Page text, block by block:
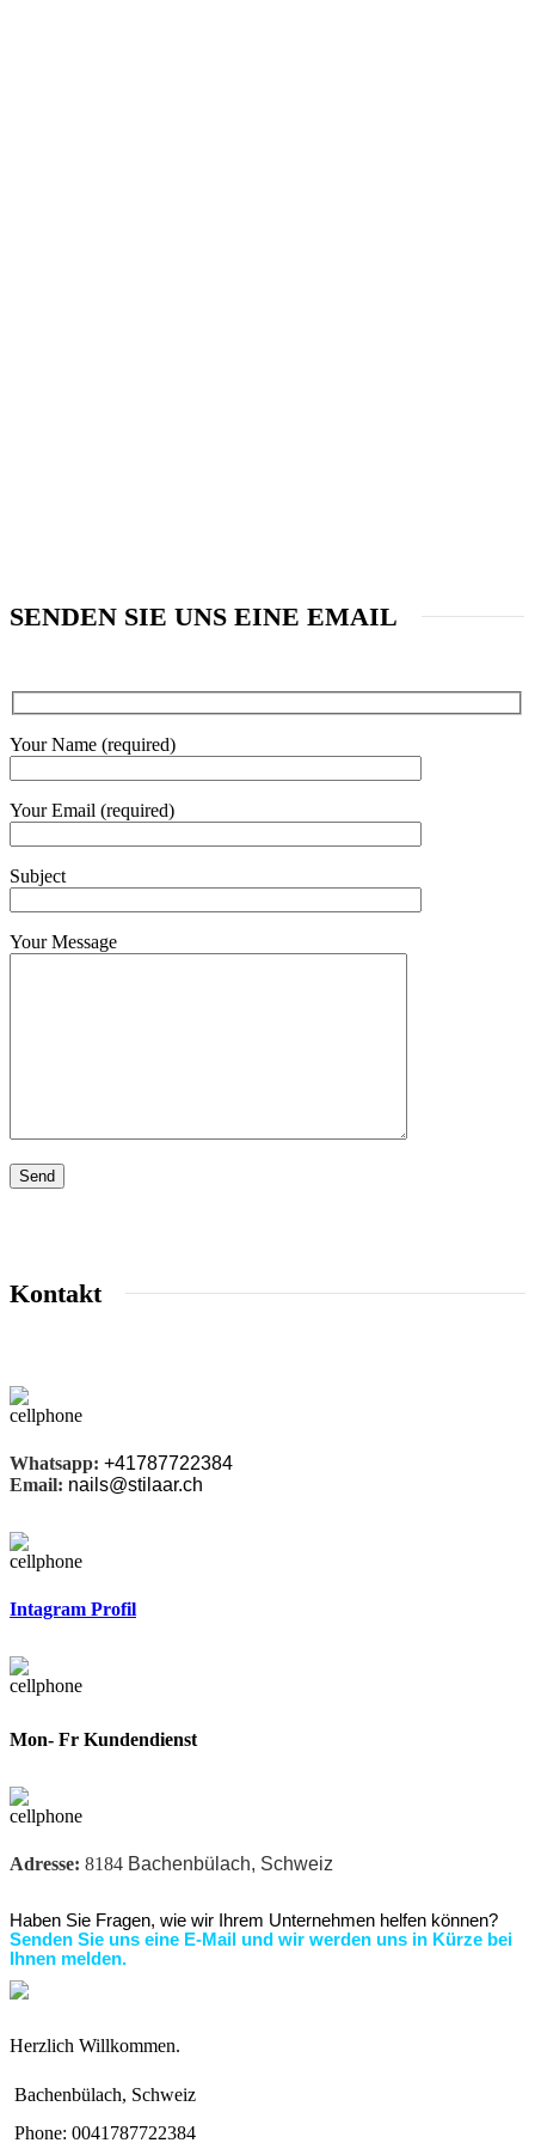
SENDEN SIE UNS EINE EMAIL
Your Name (required)
Your Email (required)
Subject
Your Message
Kontakt
Whatsapp: +41787722384
Email: nails@stilaar.ch
Intagram Profil
Mon- Fr Kundendienst
Adresse: 8184 Bachenbülach, Schweiz
Haben Sie Fragen, wie wir Ihrem Unternehmen helfen können?
Senden Sie uns eine E-Mail und wir werden uns in Kürze bei
Ihnen melden.
Herzlich Willkommen.
Bachenbülach, Schweiz
Phone: 0041787722384